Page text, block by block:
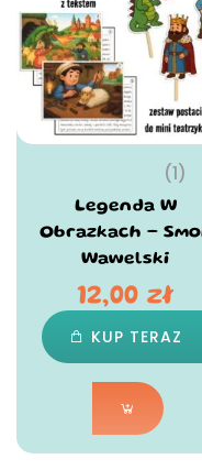
(1)
Legenda W
Obrazkach –
Wawelski
12,00zł
KUP TERAZ